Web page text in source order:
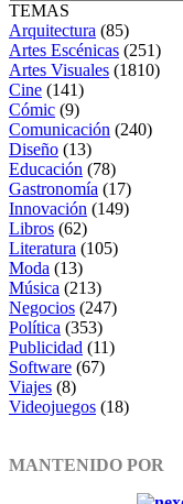
TEMAS
Arquitectura (85)
Artes Escénicas (251)
Artes Visuales (1810)
Cine (141)
Cómic (9)
Comunicación (240)
Diseño (13)
Educación (78)
Gastronomía (17)
Innovación (149)
Libros (62)
Literatura (105)
Moda (13)
Música (213)
Negocios (247)
Política (353)
Publicidad (11)
Software (67)
Viajes (8)
Videojuegos (18)
MANTENIDO POR